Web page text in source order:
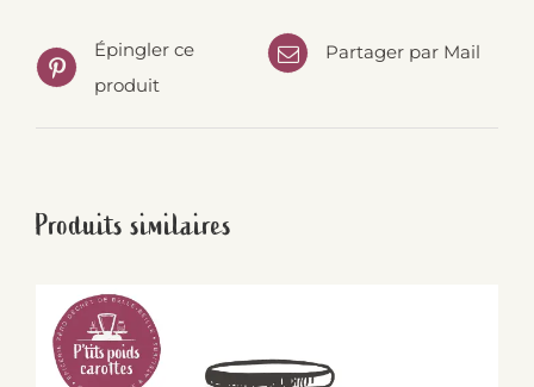
Épingler ce
produit
Partager par Mail
Produits similaires